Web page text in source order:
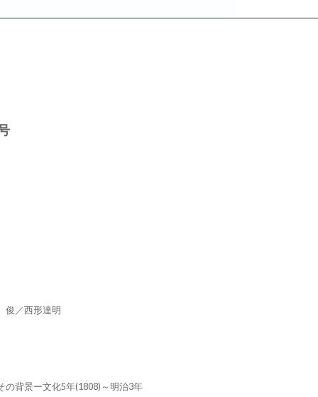
俊／西形達明
の背景ー文化5年(1808)～明治3年